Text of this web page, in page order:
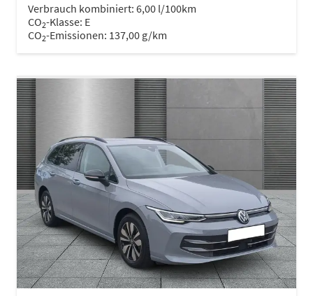
Verbrauch kombiniert: 6,00 l/100km
CO2-Klasse: E
CO2-Emissionen: 137,00 g/km